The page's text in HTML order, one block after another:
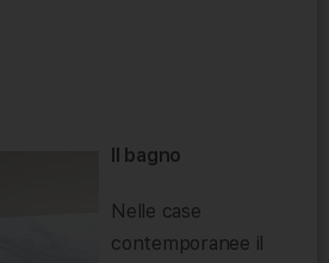
Il bagno
Nelle case
contemporanee il